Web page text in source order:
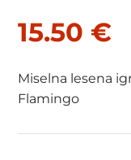
15.50 €
Miselna lesena
Flamingo